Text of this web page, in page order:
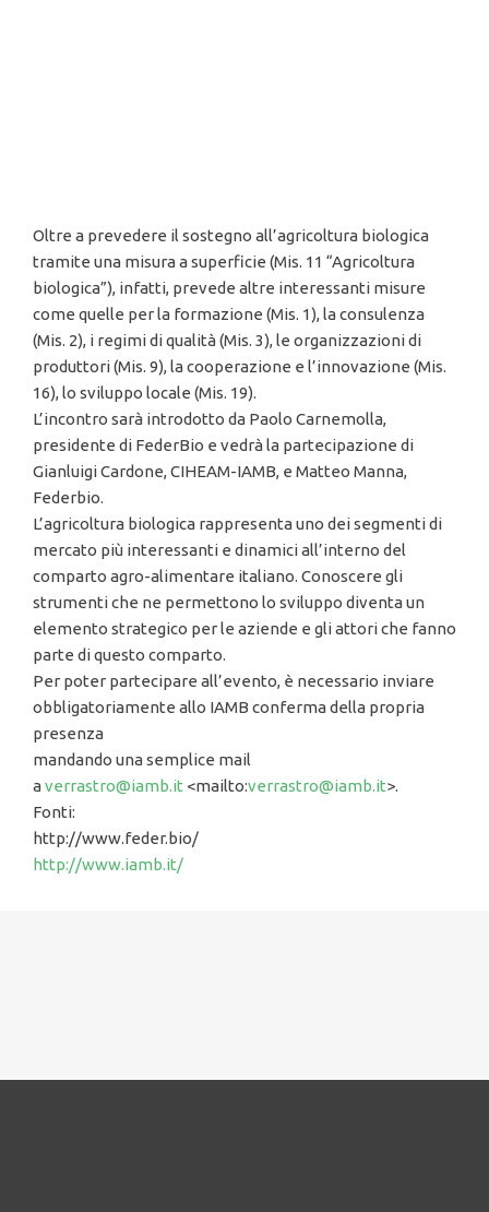
Oltre a prevedere il sostegno all’agricoltura biologica
tramite una misura a superficie (Mis. 11 “Agricoltura
biologica”), infatti, prevede altre interessanti misure
come quelle per la formazione (Mis. 1), la consulenza
(Mis. 2), i regimi di qualità (Mis. 3), le organizzazioni di
produttori (Mis. 9), la cooperazione e l’innovazione (Mis.
16), lo sviluppo locale (Mis. 19).
L’incontro sarà introdotto da Paolo Carnemolla,
presidente di FederBio e vedrà la partecipazione di
Gianluigi Cardone, CIHEAM-IAMB, e Matteo Manna,
Federbio.
L’agricoltura biologica rappresenta uno dei segmenti di
mercato più interessanti e dinamici all’interno del
comparto agro-alimentare italiano. Conoscere gli
strumenti che ne permettono lo sviluppo diventa un
elemento strategico per le aziende e gli attori che fanno
parte di questo comparto.
Per poter partecipare all’evento, è necessario inviare
obbligatoriamente allo IAMB conferma della propria
presenza
mandando una semplice mail
averrastro@iamb.it <mailto:verrastro@iamb.it>.
Fonti:
http://www.feder.bio/
http://www.iamb.it/